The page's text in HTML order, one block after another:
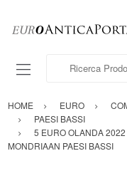
Ricerca Prodotto
HOME EURO
PAESI BASSI
5 EURO OLANDA
MONDRIAAN PAESI BASSI